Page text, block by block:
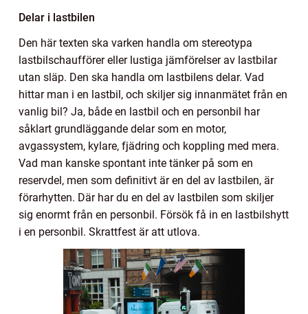
Delar i lastbilen
Den här texten ska varken handla om stereotypa
lastbilschaufförer eller lustiga jämförelser av lastbilar
utan släp. Den ska handla om lastbilens delar. Vad
hittar man i en lastbil, och skiljer sig innanmätet från en
vanlig bil? Ja, både en lastbil och en personbil har
såklart grundläggande delar som en motor,
avgassystem, kylare, fjädring och koppling med mera.
Vad man kanske spontant inte tänker på som en
reservdel, men som definitivt är en del av lastbilen, är
förarhytten. Där har du en del av lastbilen som skiljer
sig enormt från en personbil. Försök få in en lastbilshytt
i en personbil. Skrattfest är att utlova.